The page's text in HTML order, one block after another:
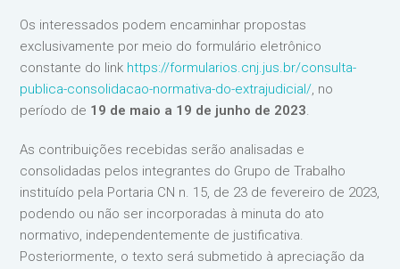
Os interessados podem encaminhar propostas
exclusivamente por meio do formulário eletrônico
constante do link https://formularios.cnj.jus.br/consulta-
publica-consolidacao-normativa-do-extrajudicial/, no
período de 19 de maio a 19 de junho de 2023.
As contribuições recebidas serão analisadas e
consolidadas pelos integrantes do Grupo de Trabalho
instituído pela Portaria CN n. 15, de 23 de fevereiro de 2023,
podendo ou não ser incorporadas à minuta do ato
normativo, independentemente de justificativa.
Posteriormente, o texto será submetido à apreciação da